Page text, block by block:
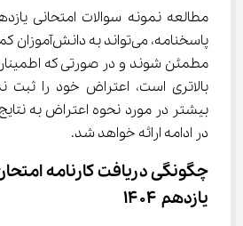
مطالعه نمونه سوالات امتحانی
پاسخنامه،
مطمئن شوند و در صورتی که
در ادامه ارائه خواهد شد.
چگونگی دریافت کارنامه
یازدهم ۱۴۰۴